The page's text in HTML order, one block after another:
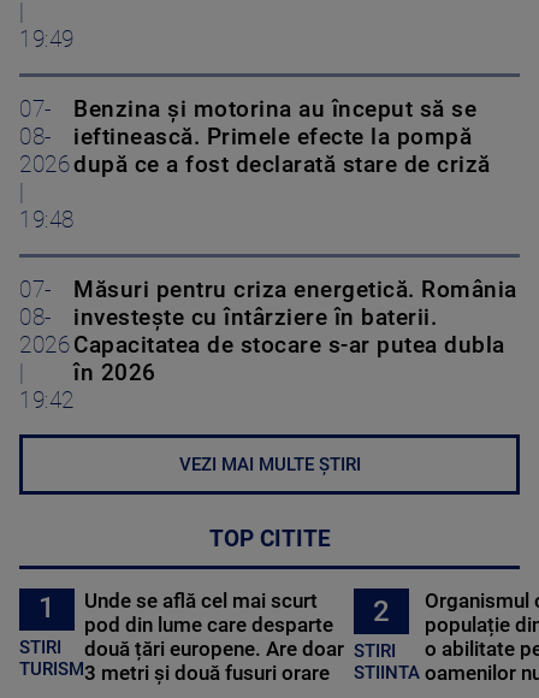
19:49
07-
08-
2026
19:48
Benzina și motorina au început să se
ieftinească. Primele efecte la pompă
după ce a fost declarată stare de criză
07-
08-
2026
19:42
Măsuri pentru criza energetică. România
investește cu întârziere în baterii.
Capacitatea de stocare s-ar putea dubla
în 2026
VEZI MAI MULTE ȘTIRI
TOP CITITE
1
STIRI
TURISM
Unde se află cel mai scurt
pod din lume care desparte
două țări europene. Are doar
3 metri și două fusuri orare
2
STIRI
STIINTA
Organismul
populație
o abilitate
oamenilor